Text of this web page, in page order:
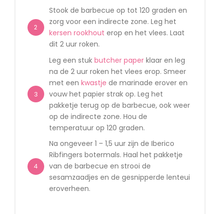
2
Stook de barbecue op tot 120 graden en
zorg voor een indirecte zone. Leg het
kersen rookhout erop en het vlees. Laat
dit 2 uur roken.
3
Leg een stuk butcher paperklaar en leg
na de 2 uur roken het vlees erop. Smeer
met een kwastje de marinade erover en
vouw het papier strak op. Leg het
pakketje terug op de barbecue, ook weer
op de indirecte zone. Hou de
temperatuur op 120 graden.
4
Na ongeveer 1 – 1,5 uur zijn de Iberico
Ribfingers botermals. Haal het pakketje
van de barbecue en strooi de
sesamzaadjes en de gesnipperde lenteui
eroverheen.